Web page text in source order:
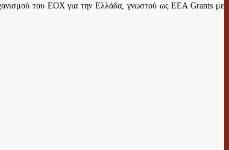
του ΕΟΧ για την Ελλάδα, γνωστού ως ΕΕΑ Grants με